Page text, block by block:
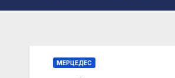
МЕРЦЕДЕС